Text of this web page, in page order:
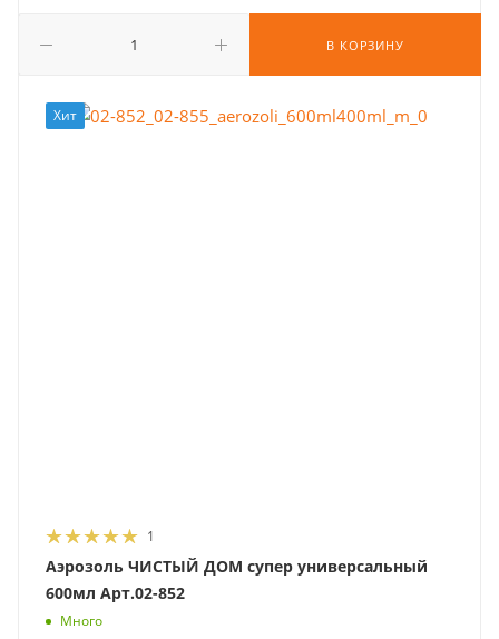
В КОРЗИНУ
Хит
1
Аэрозоль ЧИСТЫЙ ДОМ супер универсальный
600мл Арт.02-852
Много